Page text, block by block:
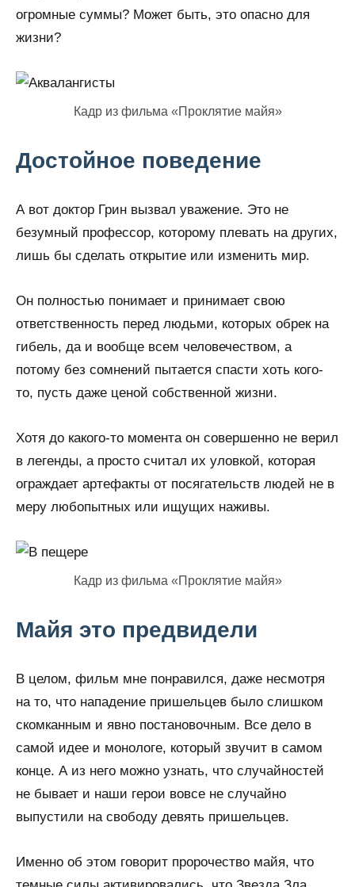
огромные суммы? Может быть, это опасно для
жизни?
Кадр из фильма «Проклятие майя»
Достойное поведение
А вот доктор Грин вызвал уважение. Это не
безумный профессор, которому плевать на других,
лишь бы сделать открытие или изменить мир.
Он полностью понимает и принимает свою
ответственность перед людьми, которых обрек на
гибель, да и вообще всем человечеством, а
потому без сомнений пытается спасти хоть кого-
то, пусть даже ценой собственной жизни.
Хотя до какого-то момента он совершенно не верил
в легенды, а просто считал их уловкой, которая
ограждает артефакты от посягательств людей не в
меру любопытных или ищущих наживы.
Кадр из фильма «Проклятие майя»
Майя это предвидели
В целом, фильм мне понравился, даже несмотря
на то, что нападение пришельцев было слишком
скомканным и явно постановочным. Все дело в
самой идее и монологе, который звучит в самом
конце. А из него можно узнать, что случайностей
не бывает и наши герои вовсе не случайно
выпустили на свободу девять пришельцев.
Именно об этом говорит пророчество майя, что